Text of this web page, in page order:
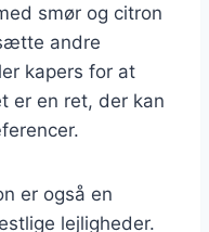
smør og citron
andre
kapers for at
er en ret, der kan
er også en
lejligheder.